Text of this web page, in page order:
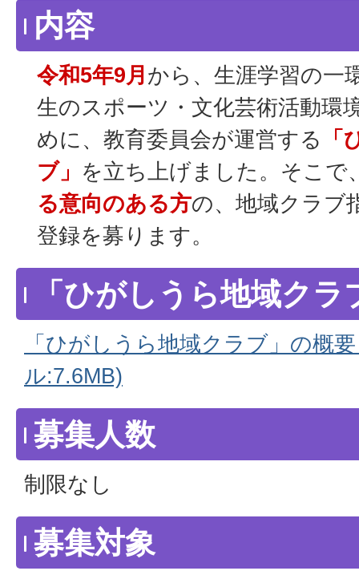
内容
令和5年9月 から、生涯学習の一
生のスポーツ・文化芸術活動環
めに、教育委員会が運営する
ブ」 を立ち上げました。そこで
る意向のある方の、地域クラブ
登録を募ります。
「ひがしうら地域ク
「ひがしうら地域クラブ」の概
ル:7.6MB)
募集人数
制限なし
募集対象